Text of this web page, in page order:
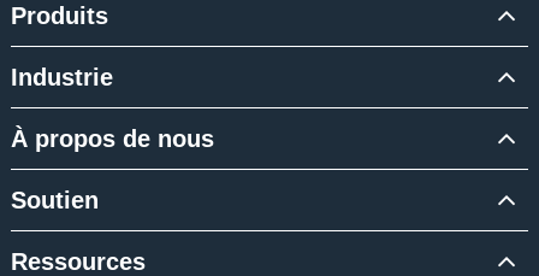
Produits
Industrie
À propos de nous
Soutien
Ressources